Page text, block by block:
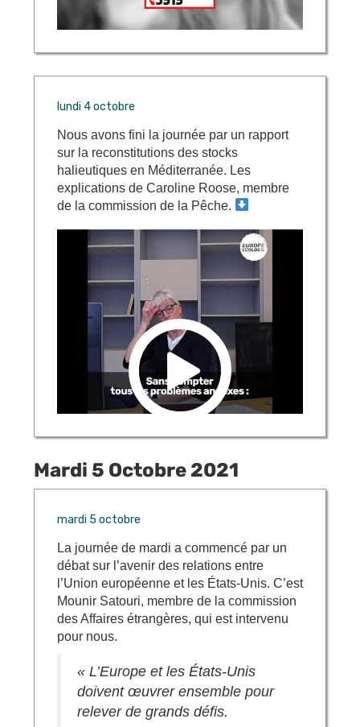
lundi 4 octobre
Nous avons fini la journée par un rapport
sur la reconstitutions des stocks
halieutiques en Méditerranée. Les
explications de Caroline Roose, membre
de la commission de la Pêche.
Mardi 5 Octobre 2021
mardi 5 octobre
La journée de mardi a commencé par un
débat sur l’avenir des relations entre
l’Union européenne et les États-Unis. C’est
Mounir Satouri, membre de la commission
des Affaires étrangères, qui est intervenu
pour nous.
« L’Europe et les États-Unis
doivent œuvrer ensemble pour
relever de grands défis.